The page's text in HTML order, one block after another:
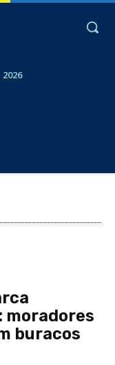
moradores
buracos